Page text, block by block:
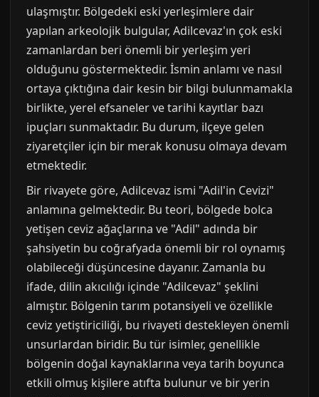
ulaşmıştır. Bölgedeki eski yerleşimlere dair
yapılan arkeolojik bulgular, Adilcevaz'ın çok eski
zamanlardan beri önemli bir yerleşim yeri
olduğunu göstermektedir. İsmin anlamı ve nasıl
ortaya çıktığına dair kesin bir bilgi bulunmamakla
birlikte, yerel efsaneler ve tarihi kayıtlar bazı
ipuçları sunmaktadır. Bu durum, ilçeye gelen
ziyaretçiler için bir merak konusu olmaya devam
etmektedir.
Bir rivayete göre, Adilcevaz ismi "Adil'in Cevizi"
anlamına gelmektedir. Bu teori, bölgede bolca
yetişen ceviz ağaçlarına ve "Adil" adında bir
şahsiyetin bu coğrafyada önemli bir rol oynamış
olabileceği düşüncesine dayanır. Zamanla bu
ifade, dilin akıcılığı içinde "Adilcevaz" şeklini
almıştır. Bölgenin tarım potansiyeli ve özellikle
ceviz yetiştiriciliği, bu rivayeti destekleyen önemli
unsurlardan biridir. Bu tür isimler, genellikle
bölgenin doğal kaynaklarına veya tarih boyunca
etkili olmuş kişilere atıfta bulunur ve bir yerin